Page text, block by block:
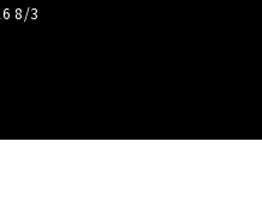
8/3